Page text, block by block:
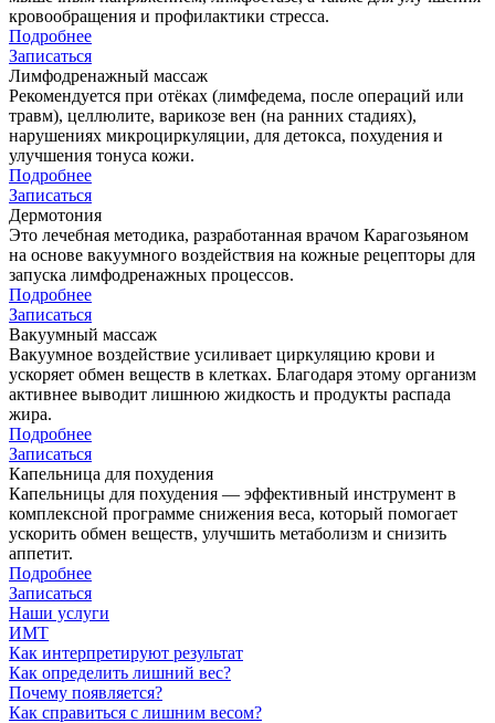
кровообращения и профилактики стресса.
Подробнее
Записаться
Лимфодренажный массаж
Рекомендуется при отёках (лимфедема, после операций или
травм), целлюлите, варикозе вен (на ранних стадиях),
нарушениях микроциркуляции, для детокса, похудения и
улучшения тонуса кожи.
Подробнее
Записаться
Дермотония
Это лечебная методика, разработанная врачом Карагозьяном
на основе вакуумного воздействия на кожные рецепторы для
запуска лимфодренажных процессов.
Подробнее
Записаться
Вакуумный массаж
Вакуумное воздействие усиливает циркуляцию крови и
ускоряет обмен веществ в клетках. Благодаря этому организм
активнее выводит лишнюю жидкость и продукты распада
жира.
Подробнее
Записаться
Капельница для похудения
Капельницы для похудения — эффективный инструмент в
комплексной программе снижения веса, который помогает
ускорить обмен веществ, улучшить метаболизм и снизить
аппетит.
Подробнее
Записаться
Наши услуги
ИМТ
Как интерпретируют результат
Как определить лишний вес?
Почему появляется?
Как справиться с лишним весом?